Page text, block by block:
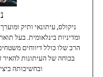
ומדיניות בינלאומית. בעל
הרב שלו כולל דיווחים
בכוחה של העיתונות להאיר
ובחשיבותה